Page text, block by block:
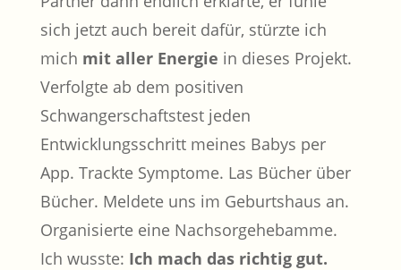
sich jetzt auch bereit dafür, stürzte ich
mich mit aller Energie in dieses Projekt.
Verfolgte ab dem positiven
Schwangerschaftstest jeden
Entwicklungsschritt meines Babys per
App. Trackte Symptome. Las Bücher über
Bücher. Meldete uns im Geburtshaus an.
Organisierte eine Nachsorgehebamme.
Ich wusste: Ich mach das richtig gut.